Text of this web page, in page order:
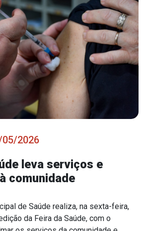
Ambiente
Desporto e Turismo
2026
leva serviços e
comunidade
de Saúde realiza, na sexta-feira,
da Feira da Saúde, com o